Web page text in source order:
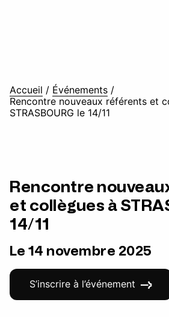
Accueil / Événements /
Rencontre nouveaux référents et
STRASBOURG le 14/11
Rencontre
et collègues à
14/11
Le 14 novembre 2025
S’inscrire à l’événement